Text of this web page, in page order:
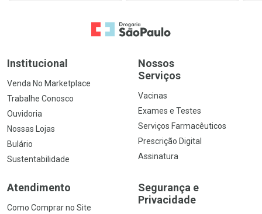
Ir para a Home
Institucional
Venda No Marketplace
Trabalhe Conosco
Ouvidoria
Nossas Lojas
Bulário
Sustentabilidade
Nossos
Serviços
Vacinas
Exames e Testes
Serviços Farmacêuticos
Prescrição Digital
Assinatura
Atendimento
Como Comprar no Site
Segurança e
Privacidade